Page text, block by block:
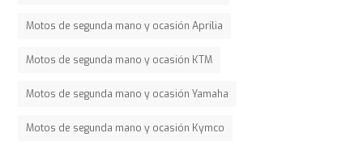
Motos de segunda mano y ocasión Aprilia
Motos de segunda mano y ocasión KTM
Motos de segunda mano y ocasión Yamaha
Motos de segunda mano y ocasión Kymco